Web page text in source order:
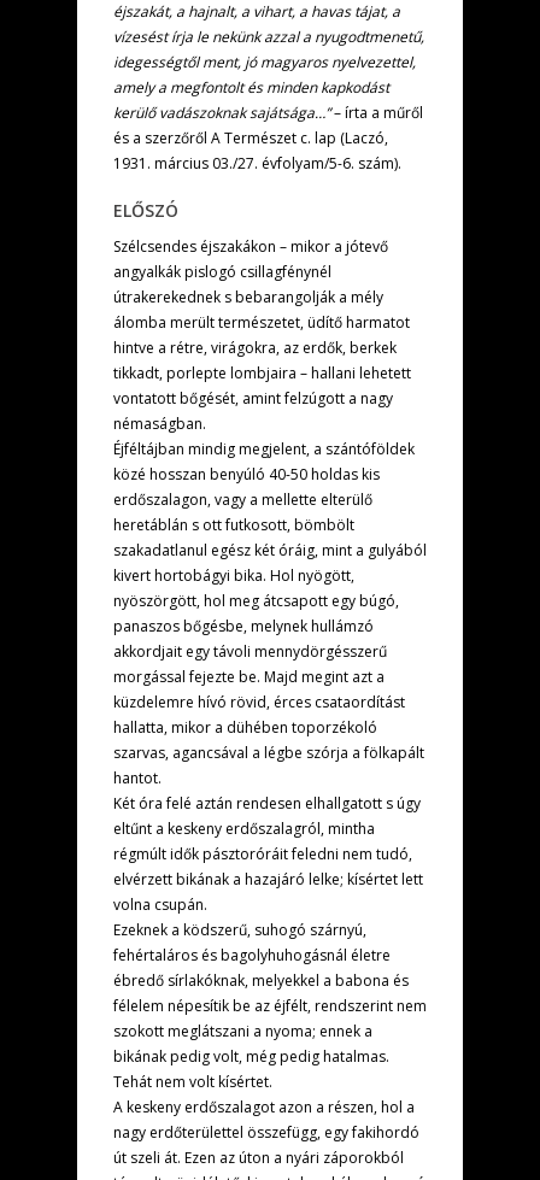
éjszakát, a hajnalt, a vihart, a havas tájat, a
vízesést írja le nekünk azzal a nyugodtmenetű,
idegességtől ment, jó magyaros nyelvezettel,
amely a megfontolt és minden kapkodást
kerülő vadászoknak sajátsága…”– írta a műről
és a szerzőről A Természet c. lap (Laczó,
1931. március 03./27. évfolyam/5-6. szám).
ELŐSZÓ
Szélcsendes éjszakákon – mikor a jótevő
angyalkák pislogó csillagfénynél
útrakerekednek s bebarangolják a mély
álomba merült természetet, üdítő harmatot
hintve a rétre, virágokra, az erdők, berkek
tikkadt, porlepte lombjaira – hallani lehetett
vontatott bőgését, amint felzúgott a nagy
némaságban.
Éjféltájban mindig megjelent, a szántóföldek
közé hosszan benyúló 40-50 holdas kis
erdőszalagon, vagy a mellette elterülő
heretáblán s ott futkosott, bömbölt
szakadatlanul egész két óráig, mint a gulyából
kivert hortobágyi bika. Hol nyögött,
nyöszörgött, hol meg átcsapott egy búgó,
panaszos bőgésbe, melynek hullámzó
akkordjait egy távoli mennydörgésszerű
morgással fejezte be. Majd megint azt a
küzdelemre hívó rövid, érces csataordítást
hallatta, mikor a dühében toporzékoló
szarvas, agancsával a légbe szórja a fölkapált
hantot.
Két óra felé aztán rendesen elhallgatott s úgy
eltűnt a keskeny erdőszalagról, mintha
régmúlt idők pásztoróráit feledni nem tudó,
elvérzett bikának a hazajáró lelke; kísértet lett
volna csupán.
Ezeknek a ködszerű, suhogó szárnyú,
fehértaláros és bagolyhuhogásnál életre
ébredő sírlakóknak, melyekkel a babona és
félelem népesítik be az éjfélt, rendszerint nem
szokott meglátszani a nyoma; ennek a
bikának pedig volt, még pedig hatalmas.
Tehát nem volt kísértet.
A keskeny erdőszalagot azon a részen, hol a
nagy erdőterülettel összefügg, egy fakihordó
út szeli át. Ezen az úton a nyári záporokból